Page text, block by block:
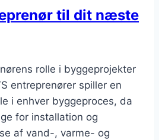
til dit næste
rolle i byggeprojekter
entreprenører spiller en
i enhver byggeproces, da
for installation og
af vand-, varme- og